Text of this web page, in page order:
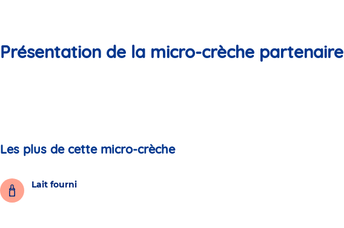
Présentation de la micro-crèche partenaire
Les plus de cette micro-crèche
Lait fourni